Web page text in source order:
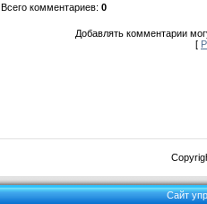
Всего комментариев: 0
Добавлять комментарии
[
Сайт